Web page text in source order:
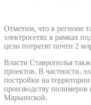
Отметим, что в регионе
электросетях в рамках
цели потратят почти 2
Власти Ставрополья
проектов. В частности,
постройки на территории
производству полимеров
Марьинской.